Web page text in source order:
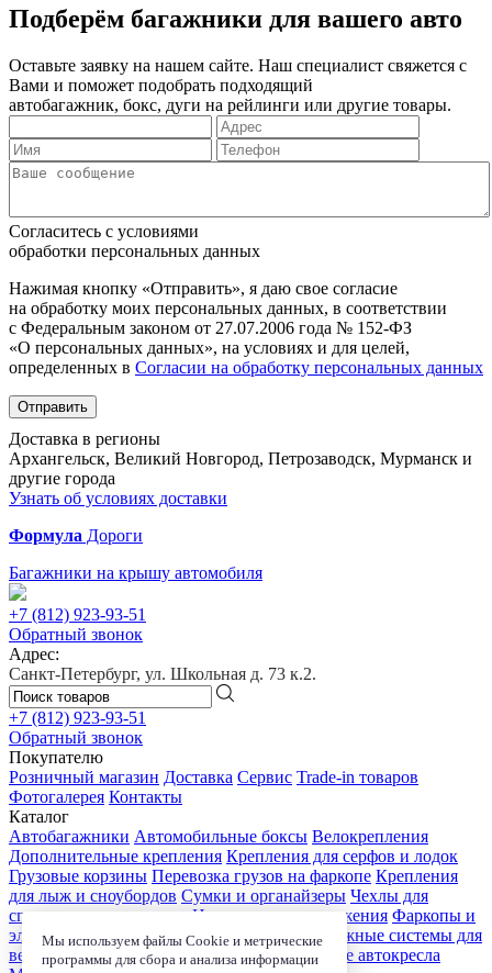
Подберём багажники для вашего авто
Оставьте заявку на нашем сайте. Наш специалист свяжется с
Вами и поможет подобрать подходящий
автобагажник, бокс, дуги на рейлинги или другие товары.
Согласитесь с условиями
обработки персональных данных
Нажимая кнопку «Отправить», я даю свое согласие
на обработку моих персональных данных, в соответствии
с Федеральным законом от 27.07.2006 года № 152-ФЗ
«О персональных данных», на условиях и для целей,
определенных в Согласии на обработку персональных данных
Отправить
Доставка в регионы
Архангельск, Великий Новгород, Петрозаводск, Мурманск и
другие города
Узнать об условиях доставки
Формула Дороги
Багажники на крышу автомобиля
+7 (812) 923-93-51
Обратный звонок
Адрес:
Санкт-Петербург, ул. Школьная д. 73 к.2.
+7 (812) 923-93-51
Обратный звонок
Покупателю
Розничный магазин Доставка Сервис Trade-in товаров
Фотогалерея Контакты
Каталог
Автобагажники Автомобильные боксы Велокрепления
Дополнительные крепления Крепления для серфов и лодок
Грузовые корзины Перевозка грузов на фаркопе Крепления
для лыж и сноубордов Сумки и органайзеры Чехлы для
спортивного инвентаря
Цепи противоскольжения Фаркопы и
электрика Детские коляски Велокресла Багажные системы для
велосипедов Чехлы для электроники Детские автокресла
Мы используем файлы Cookie и метрические
программы для сбора и анализа информации